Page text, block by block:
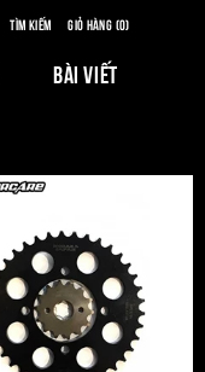
Tìm kiếm Giỏ hàng (0)
BÀI VIẾT